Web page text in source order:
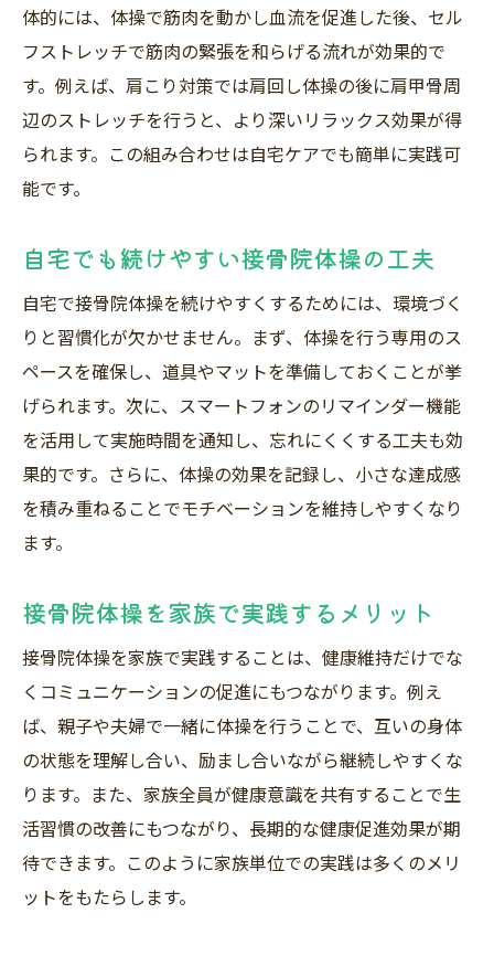
体的には、体操で筋肉を動かし血流を促進した後、セル
フストレッチで筋肉の緊張を和らげる流れが効果的で
す。例えば、肩こり対策では肩回し体操の後に肩甲骨周
辺のストレッチを行うと、より深いリラックス効果が得
られます。この組み合わせは自宅ケアでも簡単に実践可
能です。
自宅でも続けやすい接骨院体操の工夫
自宅で接骨院体操を続けやすくするためには、環境づく
りと習慣化が欠かせません。まず、体操を行う専用のス
ペースを確保し、道具やマットを準備しておくことが挙
げられます。次に、スマートフォンのリマインダー機能
を活用して実施時間を通知し、忘れにくくする工夫も効
果的です。さらに、体操の効果を記録し、小さな達成感
を積み重ねることでモチベーションを維持しやすくなり
ます。
接骨院体操を家族で実践するメリット
接骨院体操を家族で実践することは、健康維持だけでな
くコミュニケーションの促進にもつながります。例え
ば、親子や夫婦で一緒に体操を行うことで、互いの身体
の状態を理解し合い、励まし合いながら継続しやすくな
ります。また、家族全員が健康意識を共有することで生
活習慣の改善にもつながり、長期的な健康促進効果が期
待できます。このように家族単位での実践は多くのメリ
ットをもたらします。